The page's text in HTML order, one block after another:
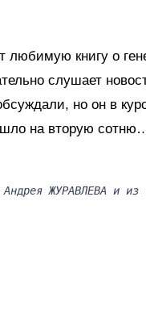
любимую книгу о
слушает
но он в
на вторую
Андрея ЖУРАВЛЕВА и из